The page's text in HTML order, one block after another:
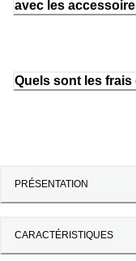
avec les
Quels sont les
PRÉSENTATION
CARACTÉRISTIQUES